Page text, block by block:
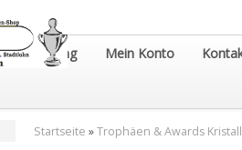
Gosling Mein Konto
Startseite »Trophäen & Awards Kristall